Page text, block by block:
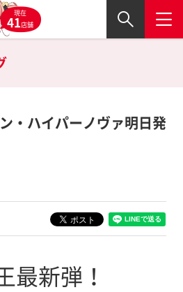
現在
41店舗
・ハイパーノヴァ明日発
最新弾！